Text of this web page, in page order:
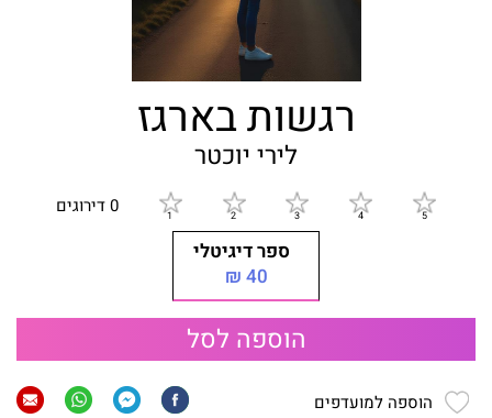
רגשות בארגז
לירי יוכטר
0 דירוגים
ספר דיגיטלי
40 ₪
הוספה לסל
הוספה למועדפים